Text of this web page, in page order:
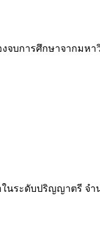
การศึกษาจากมหา
ระดับปริญญาตรี จำ